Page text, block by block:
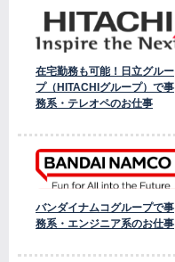
在宅勤務も可能！日立グルー
プ（HITACHIグループ）で事
務系・テレオペのお仕事
バンダイナムコグループで事
務系・エンジニア系のお仕事